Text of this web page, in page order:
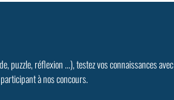
puzzle, réflexion ...), testez vos connaissances avec
à nos concours.